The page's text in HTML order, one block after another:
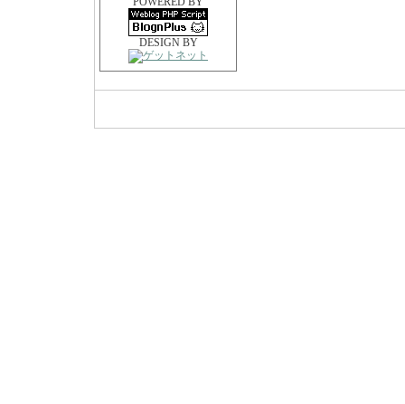
DESIGN BY